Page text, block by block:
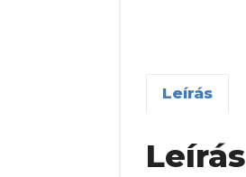
Leírás
Leírás